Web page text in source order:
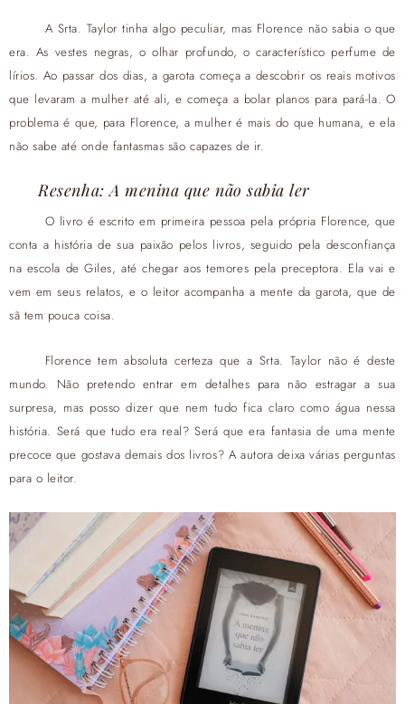
A Srta. Taylor tinha algo peculiar, mas Florence não sabia o que
era. As vestes negras, o olhar profundo, o característico perfume de
lírios. Ao passar dos dias, a garota começa a descobrir os reais motivos
que levaram a mulher até ali, e começa a bolar planos para pará-la. O
problema é que, para Florence, a mulher é mais do que humana, e ela
não sabe até onde fantasmas são capazes de ir.
Resenha: A menina que não sabia ler
O livro é escrito em primeira pessoa pela própria Florence, que
conta a história de sua paixão pelos livros, seguido pela desconfiança
na escola de Giles, até chegar aos temores pela preceptora. Ela vai e
vem em seus relatos, e o leitor acompanha a mente da garota, que de
sã tem pouca coisa.
Florence tem absoluta certeza que a Srta. Taylor não é deste
mundo. Não pretendo entrar em detalhes para não estragar a sua
surpresa, mas posso dizer que nem tudo fica claro como água nessa
história. Será que tudo era real? Será que era fantasia de uma mente
precoce que gostava demais dos livros? A autora deixa várias perguntas
para o leitor.